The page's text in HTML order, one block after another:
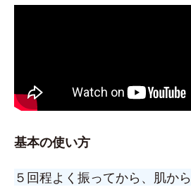
基本の使い方
５回程よく振ってから、肌か